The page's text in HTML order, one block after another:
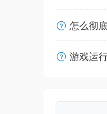
怎么彻
游戏运